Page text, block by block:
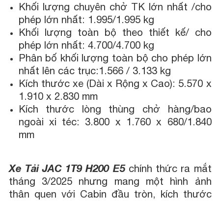
Khối lượng chuyên chở TK lớn nhất /cho
phép lớn nhất: 1.995/1.995 kg
Khối lượng toàn bộ theo thiết kế/ cho
phép lớn nhất: 4.700/4.700 kg
Phân bố khối lượng toàn bộ cho phép lớn
nhất lên các trục:1.566 / 3.133 kg
Kích thước xe (Dài x Rộng x Cao): 5.570 x
1.910 x 2.830 mm
Kích thước lòng thùng chở hàng/bao
ngoài xi téc: 3.800 x 1.760 x 680/1.840
mm
Xe Tải JAC 1T9 H200 E5chính thức ra mắt
tháng 3/2025 nhưng mang một hình ảnh
thân quen với Cabin đầu tròn, kích thước